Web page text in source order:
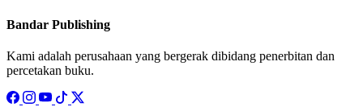
Bandar Publishing
Kami adalah perusahaan yang bergerak dibidang penerbitan dan
percetakan buku.